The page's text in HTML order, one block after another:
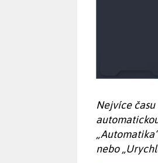
Nejvíce
nebo